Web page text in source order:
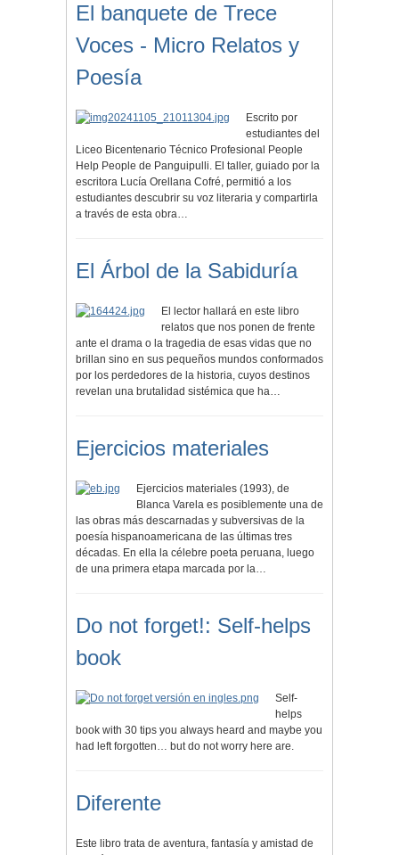
El banquete de Trece
Voces - Micro Relatos y
Poesía
Escrito por
estudiantes del
Liceo Bicentenario Técnico Profesional People
Help People de Panguipulli. El taller, guiado por la
escritora Lucía Orellana Cofré, permitió a los
estudiantes descubrir su voz literaria y compartirla
a través de esta obra…
El Árbol de la Sabiduría
El lector hallará en este libro
relatos que nos ponen de frente
ante el drama o la tragedia de esas vidas que no
brillan sino en sus pequeños mundos conformados
por los perdedores de la historia, cuyos destinos
revelan una brutalidad sistémica que ha…
Ejercicios materiales
Ejercicios materiales (1993), de
Blanca Varela es posiblemente una de
las obras más descarnadas y subversivas de la
poesía hispanoamericana de las últimas tres
décadas. En ella la célebre poeta peruana, luego
de una primera etapa marcada por la…
Do not forget!: Self-helps
book
Self-
helps
book with 30 tips you always heard and maybe you
had left forgotten… but do not worry here are.
Diferente
Este libro trata de aventura, fantasía y amistad de